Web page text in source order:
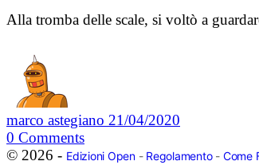
Alla tromba delle scale, si voltò a
marco astegiano 21/04/2020
0 Comments
© 2026 - Edizioni Open- Regolamento- Come